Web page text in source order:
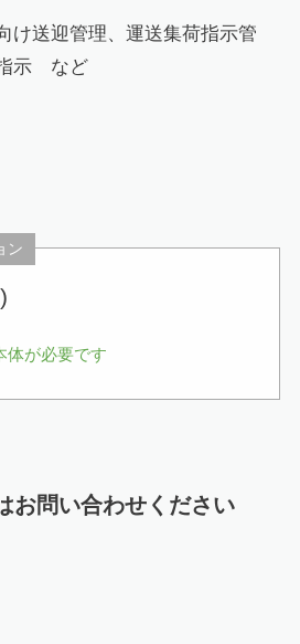
け送迎管理、運送集荷指示管
示 など
ン
が必要です
お問い合わせください